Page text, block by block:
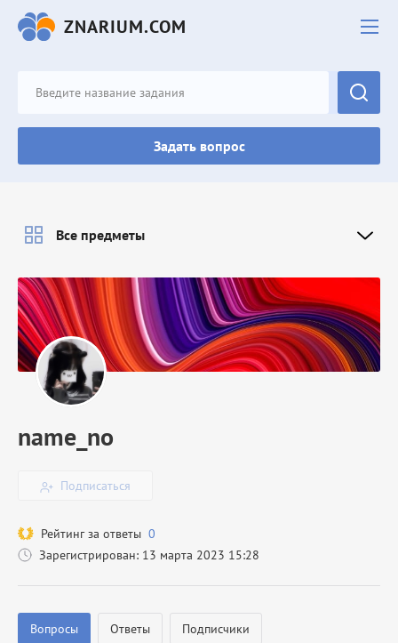
ZNARIUM.COM
Задать вопрос
name_no
Подписаться
Рейтинг за ответы 0
Зарегистрирован: 13 марта 2023 15:28
Вопросы Ответы Подписчики
Все предметы